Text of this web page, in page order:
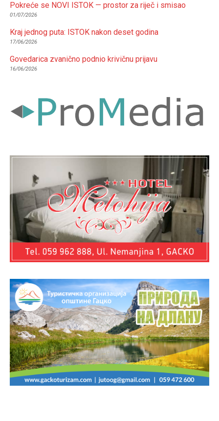
Pokreće se NOVI ISTOK — prostor za riječ i smisao
01/07/2026
Kraj jednog puta: ISTOK nakon deset godina
17/06/2026
Govedarica zvanično podnio krivičnu prijavu
16/06/2026